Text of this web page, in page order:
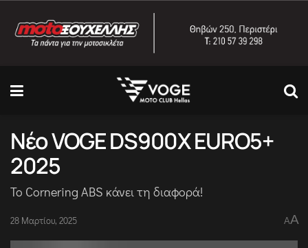
Νέο VOGE DS900X EURO5+
2025
Το Cornering ABS κάνει τη διαφορά!
28 Μαρτίου, 2025 AA